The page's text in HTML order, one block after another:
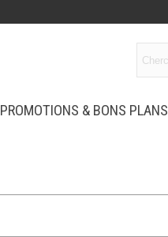
PROMOTIONS & BONS PLANS